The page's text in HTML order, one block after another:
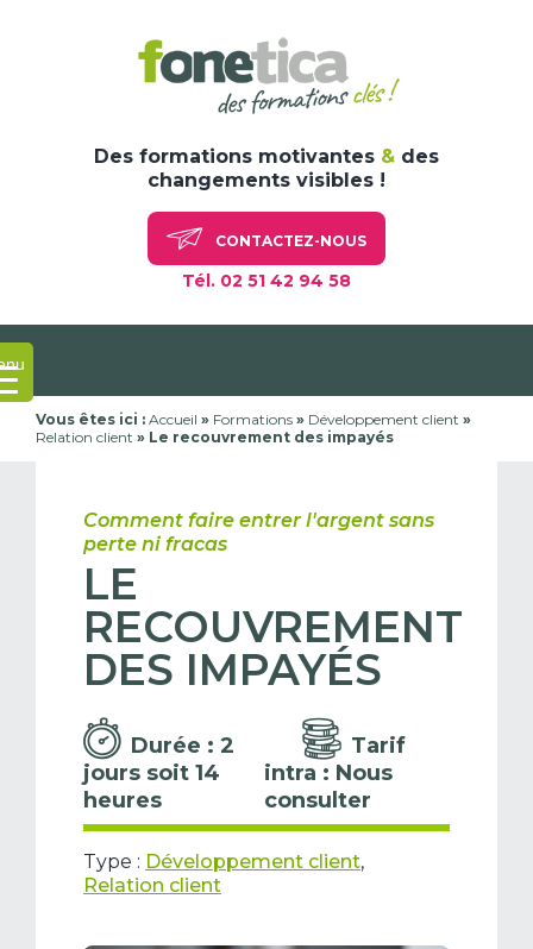
Des formations motivantes & des
changements visibles !
CONTACTEZ-NOUS
Tél. 02 51 42 94 58
Vous êtes ici : Accueil » Formations » Développement client »
Relation client » Le recouvrement des impayés
Comment faire entrer l'argent sans
perte ni fracas
LE
RECOUVREMENT
DES IMPAYÉS
Durée : 2
jours soit 14
heures
Tarif
intra : Nous
consulter
Type : Développement client,
Relation client